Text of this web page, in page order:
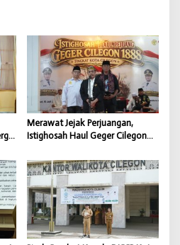
Merawat Jejak Perjuangan,
Istighosah Haul Geger Cilegon
Semangat Kebangsaan